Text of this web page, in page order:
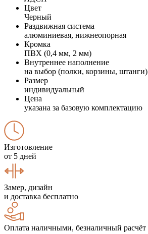
Цвет
Черный
Раздвижная система
алюминиевая, нижнеопорная
Кромка
ПВХ (0,4 мм, 2 мм)
Внутреннее наполнение
на выбор (полки, корзины, штанги)
Размер
индивидуальный
Цена
указана за базовую комплектацию
Изготовление
от 5 дней
Замер, дизайн
и доставка бесплатно
Оплата наличными, безналичный расчёт